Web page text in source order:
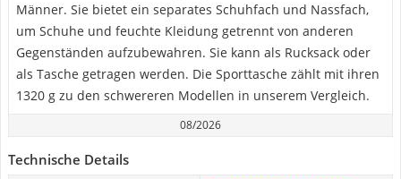
Männer. Sie bietet ein separates Schuhfach und Nassfach,
um Schuhe und feuchte Kleidung getrennt von anderen
Gegenständen aufzubewahren. Sie kann als Rucksack oder
als Tasche getragen werden. Die Sporttasche zählt mit ihren
1320 g zu den schwereren Modellen in unserem Vergleich.
08/2026
Technische Details